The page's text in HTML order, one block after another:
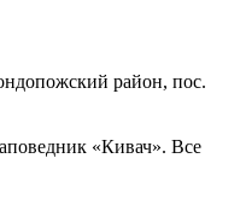
район, пос.
«Кивач». Все